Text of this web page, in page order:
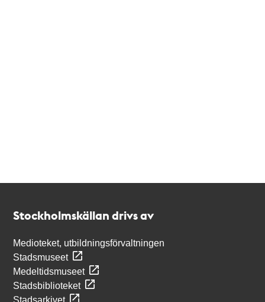
Stockholmskällan drivs av
Medioteket, utbildningsförvaltningen
Stadsmuseet
Medeltidsmuseet
Stadsbiblioteket
Stadsarkivet